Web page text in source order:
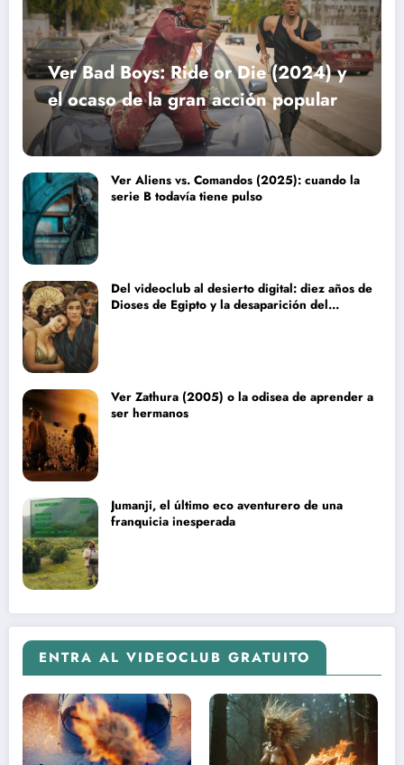
Ver Bad Boys: Ride or Die (2024) y
el ocaso de la gran acción popular
Ver Aliens vs. Comandos (2025): cuando la
serie B todavía tiene pulso
Del videoclub al desierto digital: diez años de
Dioses de Egipto y la desaparición del
Ver Zathura (2005) o la odisea de aprender a
ser hermanos
Jumanji, el último eco aventurero de una
franquicia inesperada
ENTRA AL VIDEOCLUB GRATUITO